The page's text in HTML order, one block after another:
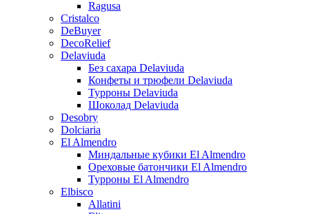
Ragusa
Cristalco
DeBuyer
DecoRelief
Delaviuda
Без сахара Delaviuda
Конфеты и трюфели Delaviuda
Турроны Delaviuda
Шоколад Delaviuda
Desobry
Dolciaria
El Almendro
Миндальные кубики El Almendro
Ореховые батончики El Almendro
Турроны El Almendro
Elbisco
Allatini